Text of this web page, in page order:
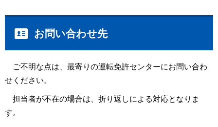
お問い合わせ先
ご不明な点は、最寄りの運転免許センターにお問い合わ
せください。
担当者が不在の場合は、折り返しによる対応となりま
す。